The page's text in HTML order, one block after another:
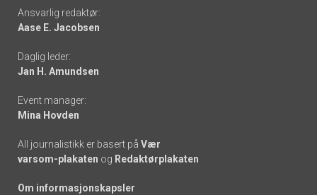
Footer
-
links
Ansvarlig redaktør:
Aase E. Jacobsen
Daglig leder:
Jan H. Amundsen
Event manager:
Mina Hovden
All journalistikk er basert på Vær
varsom-plakaten og Redaktørplakaten
Om informasjonskapsler